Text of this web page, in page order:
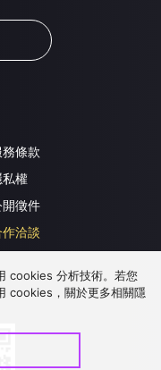
務條款
私權
開徵件
作洽談
cookies 分析技術。若您
cookies，關於更多相關隱